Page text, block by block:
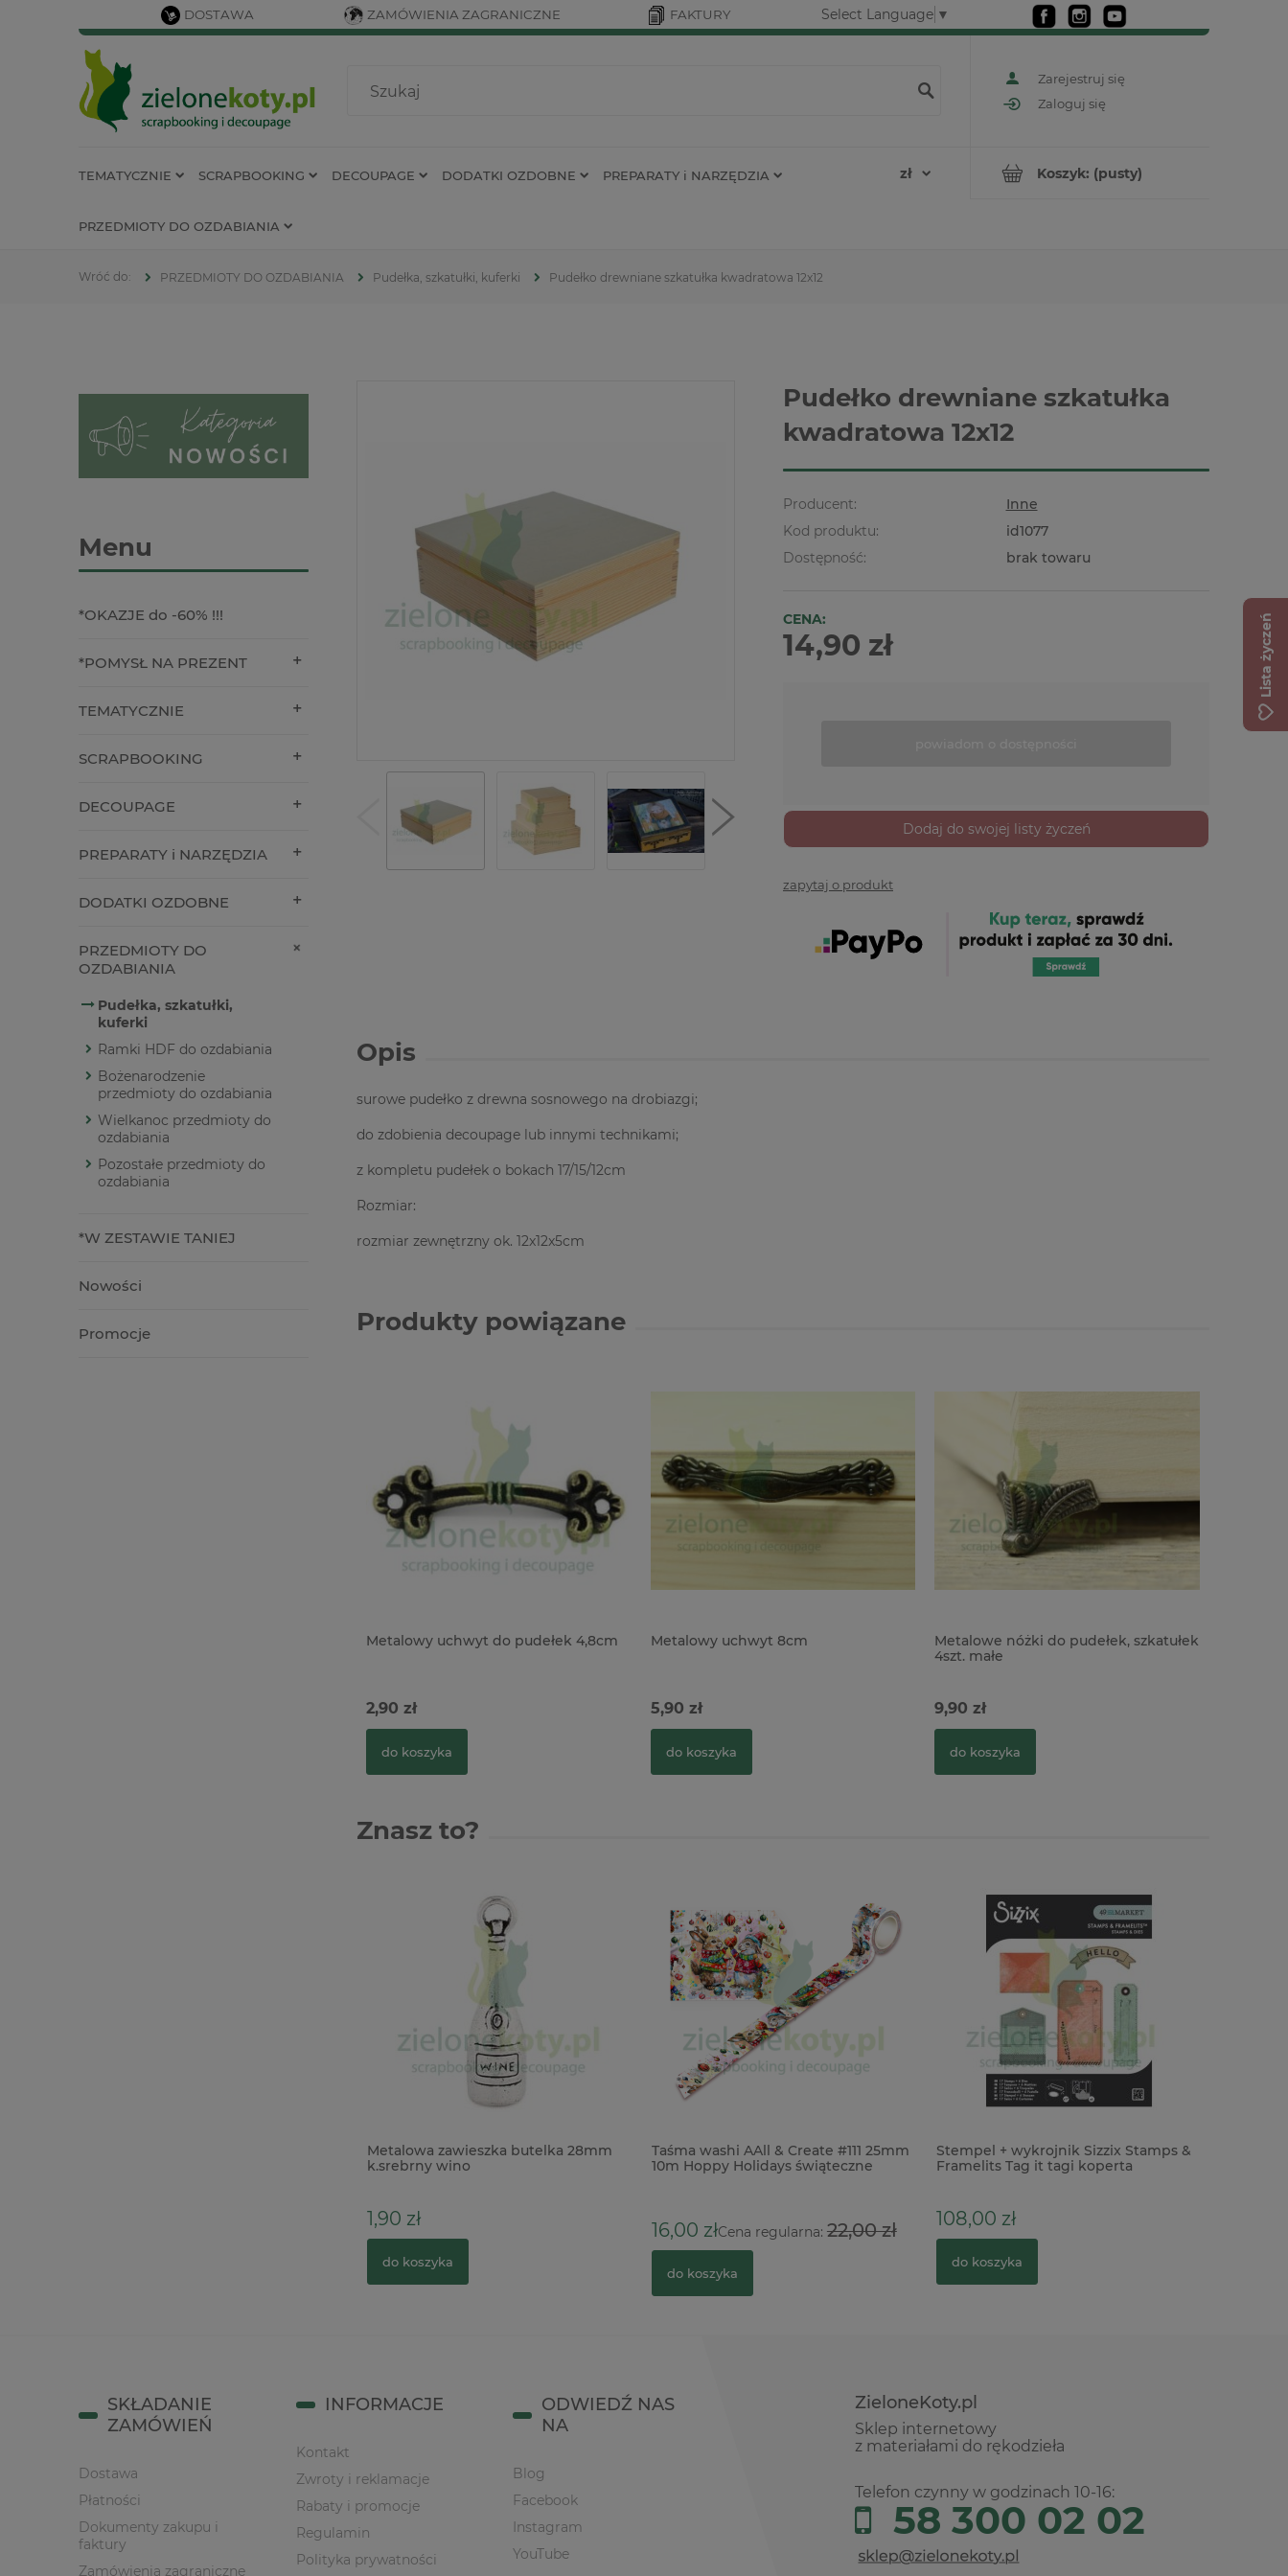
DOSTAWA ZAMÓWIENIA ZAGRANICZNE FAKTURY Select Language ▼
Zarejestruj się
Zaloguj się
Koszyk: (pusty)
TEMATYCZNIE SCRAPBOOKING DECOUPAGE DODATKI OZDOBNE PREPARATY i NARZĘDZIA
PRZEDMIOTY DO OZDABIANIA
PRZEDMIOTY DO OZDABIANIA Pudełka, szkatułki, kuferki Pudełko drewniane szkatułka kwadratowa 12x12
Menu
*OKAZJE do -60% !!!
*POMYSŁ NA PREZENT
TEMATYCZNIE
SCRAPBOOKING
DECOUPAGE
PREPARATY i NARZĘDZIA
DODATKI OZDOBNE
PRZEDMIOTY DO
OZDABIANIA
Pudełka, szkatułki,
kuferki
Ramki HDF do ozdabiania
Bożenarodzenie
przedmioty do ozdabiania
Wielkanoc przedmioty do
ozdabiania
Pozostałe przedmioty do
ozdabiania
*W ZESTAWIE TANIEJ
Nowości
Promocje
Pudełko drewniane szkatułka
kwadratowa 12x12
Producent:
Inne
Kod produktu:
id1077
Dostępność:
brak towaru
CENA:
14,90 zł
Dodaj do swojej listy życzeń
zapytaj o produkt
Opis
surowe pudełko z drewna sosnowego na drobiazgi;
do zdobienia decoupage lub innymi technikami;
z kompletu pudełek o bokach 17/15/12cm
Rozmiar:
rozmiar zewnętrzny ok. 12x12x5cm
Produkty powiązane
Metalowy uchwyt do pudełek 4,8cm
2,90 zł
do koszyka
Metalowy uchwyt 8cm
5,90 zł
do koszyka
Metalowe nóżki do pudełek, szkatułek
4szt. małe
9,90 zł
do koszyka
Znasz to?
Metalowa zawieszka butelka 28mm
k.srebrny wino
1,90 zł
do koszyka
Taśma washi AAll & Create #111 25mm
10m Hoppy Holidays świąteczne
16,00 złCena regularna: 22,00 zł
do koszyka
Stempel + wykrojnik Sizzix Stamps &
Framelits Tag it tagi koperta
108,00 zł
do koszyka
ZieloneKoty.pl
Sklep internetowy
z materiałami do rękodzieła
Telefon czynny w godzinach 10-16:
58 300 02 02
SKŁADANIE
ZAMÓWIEŃ
Dostawa
Płatności
Dokumenty zakupu i
faktury
Zamówienia zagraniczne
INFORMACJE
Kontakt
Zwroty i reklamacje
Rabaty i promocje
Regulamin
Polityka prywatności
ODWIEDŹ NAS
NA
Blog
Facebook
Instagram
YouTube
Lista życzeń